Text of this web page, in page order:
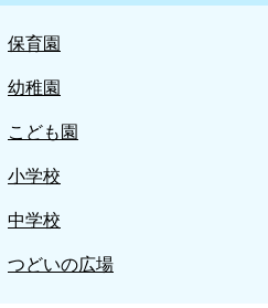
保育園
幼稚園
こども園
小学校
中学校
つどいの広場